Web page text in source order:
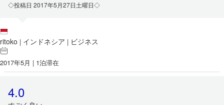
◇投稿日 2017年5月27日土曜日◇
ritoko | インドネシア | ビジネス
2017年5月 | 1泊滞在
4.0